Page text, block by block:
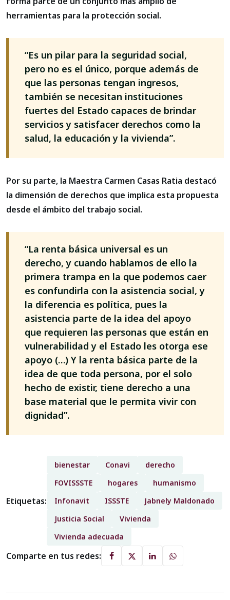
herramientas para la protección social.
“Es un pilar para la seguridad social,
pero no es el único, porque además de
que las personas tengan ingresos,
también se necesitan instituciones
fuertes del Estado capaces de brindar
servicios y satisfacer derechos como la
salud, la educación y la vivienda”.
Por su parte, la Maestra Carmen Casas Ratia destacó
la dimensión de derechos que implica esta propuesta
desde el ámbito del trabajo social.
“La renta básica universal es un
derecho, y cuando hablamos de ello la
primera trampa en la que podemos caer
es confundirla con la asistencia social, y
la diferencia es política, pues la
asistencia parte de la idea del apoyo
que requieren las personas que están en
vulnerabilidad y el Estado les otorga ese
apoyo (…) Y la renta básica parte de la
idea de que toda persona, por el solo
hecho de existir, tiene derecho a una
base material que le permita vivir con
dignidad”.
Etiquetas:
bienestar Conavi
derecho
FOVISSSTE
hogares
humanismo
Infonavit
ISSSTE
Jabnely Maldonado
Justicia Social
Vivienda
Vivienda adecuada
Comparte en tus redes: